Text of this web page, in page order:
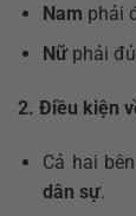
Nam phải
Nữphải
2. Điều kiện
Cả hai
dân sự.